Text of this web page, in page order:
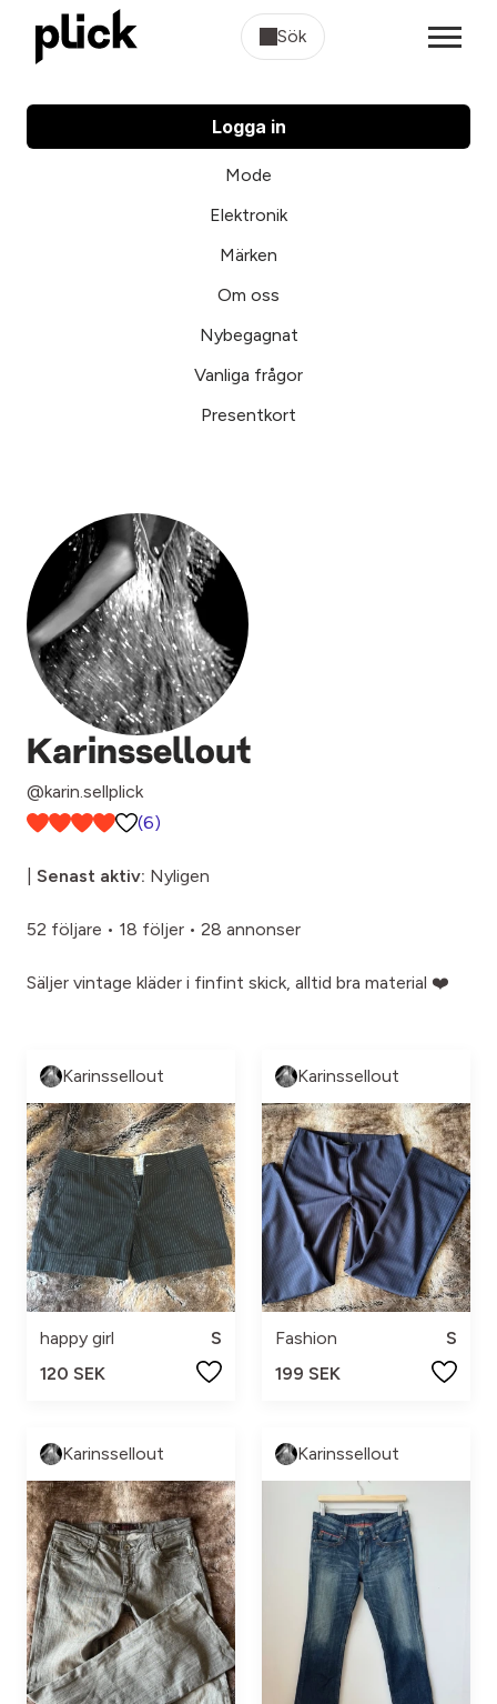
Sök
Logga in
Mode
Elektronik
Märken
Om oss
Nybegagnat
Vanliga frågor
Presentkort
Karinssellout
@karin.sellplick
(6)
Senast aktiv: Nyligen
52 följare • 18 följer • 28 annonser
Säljer vintage kläder i finfint skick, alltid bra material ❤️
Karinssellout
happy girl
S
120 SEK
Karinssellout
Fashion
S
199 SEK
Karinssellout Karinssellout